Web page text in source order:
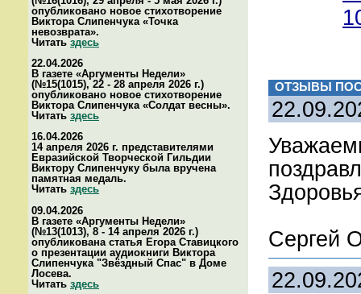
опубликовано новое стихотворение
Виктора Слипенчука «Точка
невозврата».
Читатьздесь
22.04.2026
В газете «Аргументы Недели»
(№15(1015), 22 - 28 апреля 2026 г.)
опубликовано новое стихотворение
Виктора Слипенчука «Солдат весны».
Читать здесь
16.04.2026
14 апреля 2026 г. представителями
Евразийской Творческой Гильдии
Виктору Слипенчуку была вручена
памятная медаль.
Читать здесь
09.04.2026
В газете «Аргументы Недели»
(№13(1013), 8 - 14 апреля 2026 г.)
опубликована статья Егора Ставицкого
о презентации аудиокниги Виктора
Слипенчука "Звёздный Спас" в Доме
Лосева.
Читать здесь
ОТЗЫВЫ
Сергей